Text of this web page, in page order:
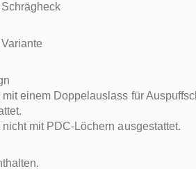
einem Doppelauslass für
mit PDC-Löchern ausgestattet.